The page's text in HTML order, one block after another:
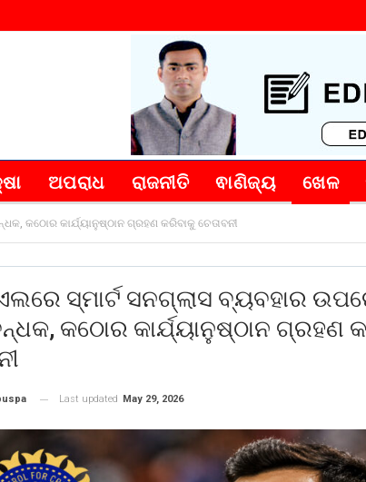
ଅପରାଧ ରାଜନୀତି ଵାଣିଜ୍ୟ ଖେଳ
କଠୋର କାର୍ଯ୍ୟାନୁଷ୍ଠାନ ଗ୍ରହଣ କରିବାକୁ ଚେତାବନୀ
ସ୍ମାର୍ଟ ସନଗ୍ଲାସ ବ୍ୟବହାର
କଠୋର କାର୍ଯ୍ୟାନୁଷ୍ଠାନ ଗ୍ରହଣ
Last updated May 29, 2026